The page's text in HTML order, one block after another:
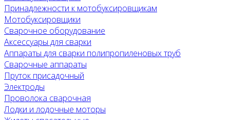
Принадлежности к мотобуксировщикам
Мотобуксировщики
Сварочное оборудование
Аксессуары для сварки
Аппараты для сварки полипропиленовых труб
Сварочные аппараты
Пруток присадочный
Электроды
Проволока сварочная
Лодки и лодочные моторы